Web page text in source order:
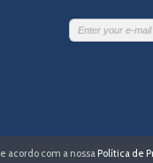
acordo com a nossa Política de